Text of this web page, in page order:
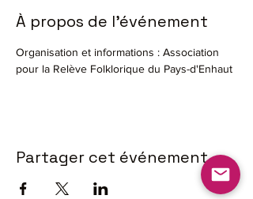
À propos de l'événement
Organisation et informations : Association
pour la Relève Folklorique du Pays-d'Enhaut
Partager cet événement